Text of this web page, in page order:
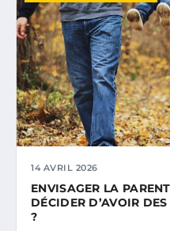
14 AVRIL 2026
ENVISAGER LA
DÉCIDER D’AVOIR
?